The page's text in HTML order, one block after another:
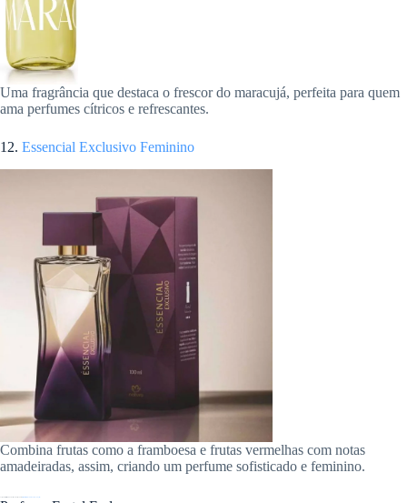
Uma fragrância que destaca o frescor do maracujá, perfeita para quem
ama perfumes cítricos e refrescantes.
12. Essencial Exclusivo Feminino
Combina frutas como a framboesa e frutas vermelhas com notas
amadeiradas, assim, criando um perfume sofisticado e feminino.